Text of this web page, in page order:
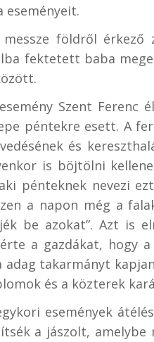
eseményeit.
földről érkező
fektetett baba
Szent Ferenc
péntekre esett. A
és
is böjtölni
pénteknek nevezi
a napon még a
be azokat”. Azt is
a gazdákat, hogy
takarmányt
és a közterek
események
a jászolt,